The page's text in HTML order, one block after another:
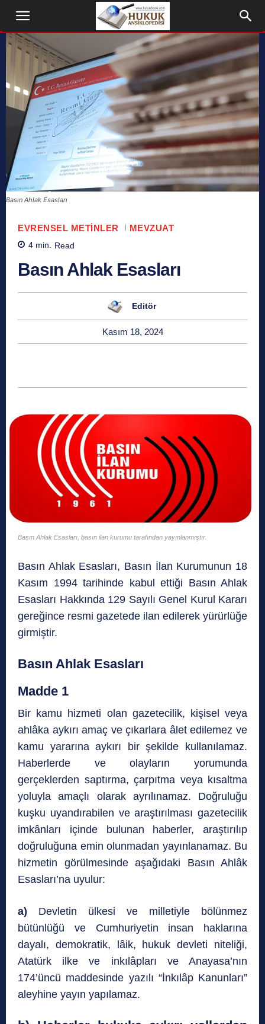
Basın Ahlak Esasları
EVRENSEL METINLER MEVZUAT
4 min. Read
Basın Ahlak Esasları
Editör
Kasım 18, 2024
Basın Ahlak Esasları, basın ilan kurumu tarafından yayınlanmıştır.
Basın Ahlak Esasları, Basın İlan Kurumunun 18
Kasım 1994 tarihinde kabul ettiği Basın Ahlak
Esasları Hakkında 129 Sayılı Genel Kurul Kararı
gereğince resmi gazetede ilan edilerek yürürlüğe
girmiştir.
Basın Ahlak Esasları
Madde 1
Bir kamu hizmeti olan gazetecilik, kişisel veya
ahlâka aykırı amaç ve çıkarlara âlet edilemez ve
kamu yararına aykırı bir şekilde kullanılamaz.
Haberlerde ve olayların yorumunda
gerçeklerden saptırma, çarpıtma veya kısaltma
yoluyla amaçlı olarak ayrılınamaz. Doğruluğu
kuşku uyandırabilen ve araştırılması gazetecilik
imkânları içinde bulunan haberler, araştırılıp
doğruluğuna emin olunmadan yayınlanamaz. Bu
hizmetin görülmesinde aşağıdaki Basın Ahlâk
Esasları’na uyulur:
a) Devletin ülkesi ve milletiyle bölünmez
bütünlüğü ve Cumhuriyetin insan haklarına
dayalı, demokratik, lâik, hukuk devleti niteliği,
Atatürk ilke ve inkılâpları ve Anayasa’nın
174’üncü maddesinde yazılı “İnkılâp Kanunları”
aleyhine yayın yapılamaz.